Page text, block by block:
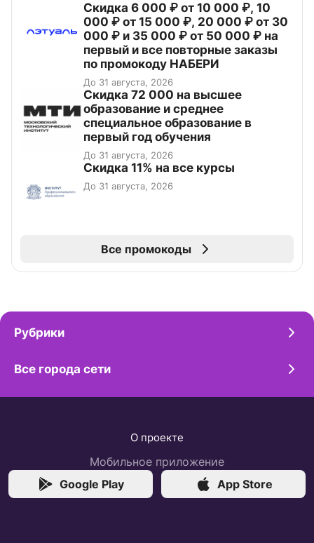
Скидка 6 000 ₽ от 10 000 ₽, 10
000 ₽ от 15 000 ₽, 20 000 ₽ от 30
000 ₽ и 35 000 ₽ от 50 000 ₽ на
первый и все повторные заказы
по промокоду НАБЕРИ
До 31 августа, 2026
Скидка 72 000 на высшее
образование и среднее
специальное образование в
первый год обучения
До 31 августа, 2026
Скидка 11% на все курсы
До 31 августа, 2026
Все промокоды
Рубрики
Все города сети
О проекте
Мобильное приложение
Google Play
App Store